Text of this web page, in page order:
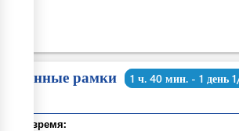
Временные рамки 1 ч. 40 мин. - 1 день
Общее время: